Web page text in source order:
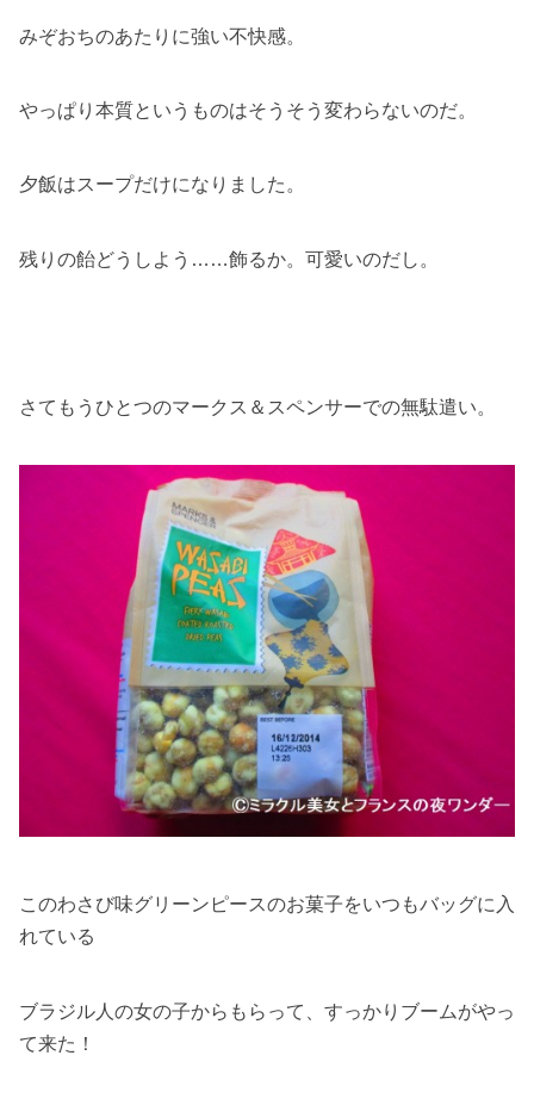
みぞおちのあたりに強い不快感。
やっぱり本質というものはそうそう変わらないのだ。
夕飯はスープだけになりました。
残りの飴どうしよう……飾るか。可愛いのだし。
さてもうひとつのマークス＆スペンサーでの無駄遣い。
このわさび味グリーンピースのお菓子をいつもバッグに入
れている
ブラジル人の女の子からもらって、すっかりブームがやっ
て来た！